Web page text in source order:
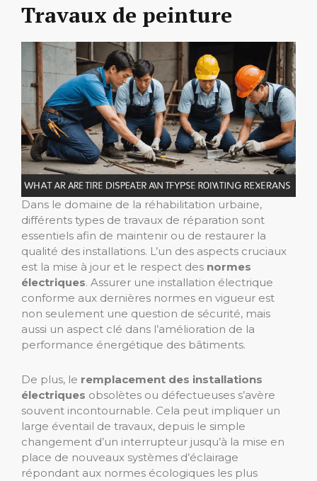
Travaux de peinture
Dans le domaine de la réhabilitation urbaine,
différents types de travaux de réparation sont
essentiels afin de maintenir ou de restaurer la
qualité des installations. L’un des aspects cruciaux
est la mise à jour et le respect des normes
électriques. Assurer une installation électrique
conforme aux dernières normes en vigueur est
non seulement une question de sécurité, mais
aussi un aspect clé dans l’amélioration de la
performance énergétique des bâtiments.
De plus, le remplacement des installations
électriques obsolètes ou défectueuses s’avère
souvent incontournable. Cela peut impliquer un
large éventail de travaux, depuis le simple
changement d’un interrupteur jusqu’à la mise en
place de nouveaux systèmes d’éclairage
répondant aux normes écologiques les plus